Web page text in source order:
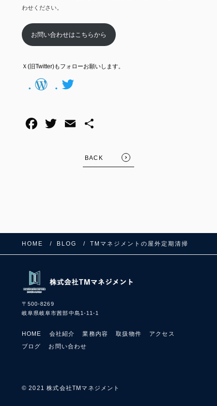
わせください。
お問い合わせはこちらから
Ｘ(旧Twitter)もフォローお願いします。
WordPress Twitter
F
k
T
E
ail
BACK
HOME BLOG TMマネジメントの屋外定期清掃
〒500-8269
岐阜県岐阜市茜部中島1-11-1
HOME 会社紹介 業務内容 取扱物件
アクセス
ブログ
お問い合わせ
© 2021 株式会社TMマネジメント